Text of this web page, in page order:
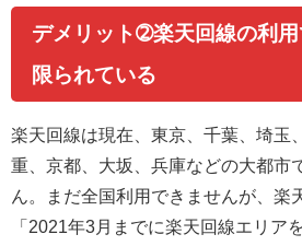
デメリット➁楽天回線の利
限られている
楽天回線は現在、東京、千葉、埼玉
重、京都、大坂、兵庫などの大都市
ん。まだ全国利用できませんが、楽
「2021年3月までに楽天回線エリア